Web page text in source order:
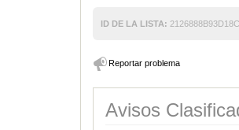
ID DE LA LISTA:
Reportar problema
Avisos